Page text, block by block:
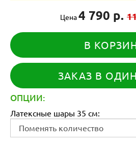
Цена4 790 р.
В
ЗАКАЗ В
ОПЦИИ:
Латексные шары 35 см: